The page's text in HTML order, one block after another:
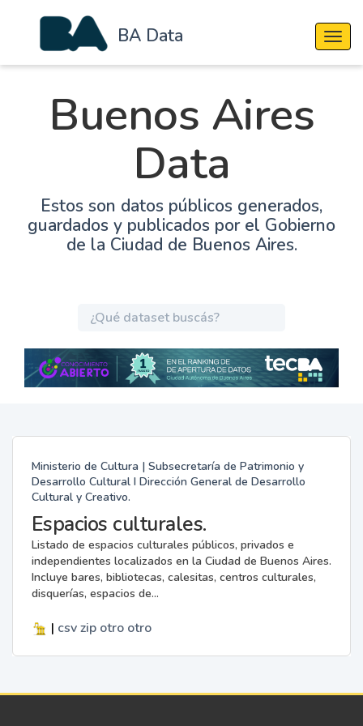
BA Data
Buenos Aires
Data
Estos son datos públicos generados,
guardados y publicados por el Gobierno
de la Ciudad de Buenos Aires.
Ministerio de Cultura | Subsecretaría de Patrimonio y
Desarrollo Cultural I Dirección General de Desarrollo
Cultural y Creativo.
Espacios culturales.
Listado de espacios culturales públicos, privados e
independientes localizados en la Ciudad de Buenos Aires.
Incluye bares, bibliotecas, calesitas, centros culturales,
disquerías, espacios de...
| csv zip otro otro